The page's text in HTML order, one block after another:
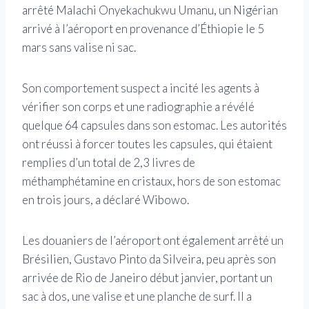
arrêté Malachi Onyekachukwu Umanu, un Nigérian
arrivé à l’aéroport en provenance d’Éthiopie le 5
mars sans valise ni sac.
Son comportement suspect a incité les agents à
vérifier son corps et une radiographie a révélé
quelque 64 capsules dans son estomac. Les autorités
ont réussi à forcer toutes les capsules, qui étaient
remplies d’un total de 2,3 livres de
méthamphétamine en cristaux, hors de son estomac
en trois jours, a déclaré Wibowo.
Les douaniers de l’aéroport ont également arrêté un
Brésilien, Gustavo Pinto da Silveira, peu après son
arrivée de Rio de Janeiro début janvier, portant un
sac à dos, une valise et une planche de surf. Il a